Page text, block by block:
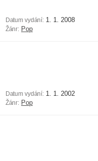
Datum vydání: 1. 1. 2008
Žánr: Pop
Datum vydání: 1. 1. 2002
Žánr: Pop